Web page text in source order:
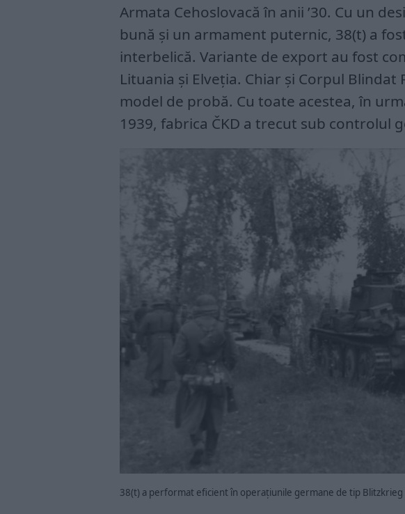
Armata Cehoslovacă în anii ’30. Cu un
bună și un armament puternic, 38(t) a
interbelică. Variante de export au fost
Lituania și Elveția. Chiar și Corpul
model de probă. Cu toate acestea, în
1939, fabrica ČKD a trecut sub controlul
38(t) a performat eficient în operațiunile germane de tip Blitzkrieg